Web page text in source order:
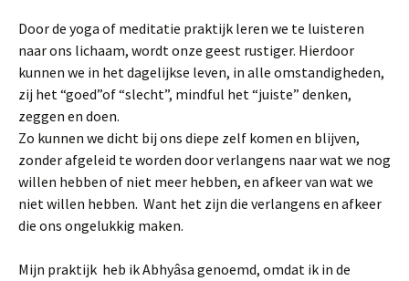
Door de yoga of meditatie praktijk leren we te luisteren
naar ons lichaam, wordt onze geest rustiger. Hierdoor
kunnen we in het dagelijkse leven, in alle omstandigheden,
zij het “goed”of “slecht”, mindful het “juiste” denken,
zeggen en doen.
Zo kunnen we dicht bij ons diepe zelf komen en blijven,
zonder afgeleid te worden door verlangens naar wat we nog
willen hebben of niet meer hebben, en afkeer van wat we
niet willen hebben. Want het zijn die verlangens en afkeer
die ons ongelukkig maken.
Mijn praktijk heb ik Abhyâsa genoemd, omdat ik in de